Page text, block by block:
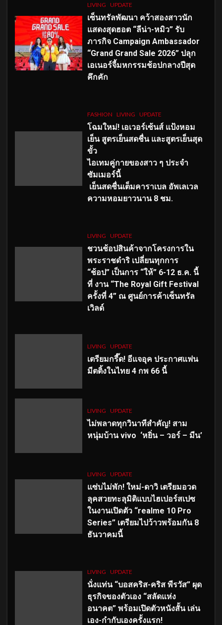
LIVING UPDATE
เซ็นทรัลพัฒนา คว้าสองสาวนัก
แสดงสุดฮอต “ลีน่า-หมิว” รับ
ภารกิจ Campaign Ambassador
“Grand Grand Sale 2026” ปลุก
เอเนอร์จี้มหกรรมช้อปกลางปีสุด
คึกคัก
FASHION LIVING UPDATE
โฉมใหม่! เอเวอร์เซ้นส์ แป้งหอม
เย็น สูตรเย็นสดชื่น และสูตรเย็นสุด
ขั้ว
ไอเทมคู่กายของสาว ๆ ประจำ
ซัมเมอร์นี้
เย็นสดชื่นเต็มคาราเบล อัพเลเวล
ความหอมยาวนาน 8 ชม.
LIVING UPDATE
ชวนช้อปสินค้าจากโครงการใน
พระราชดำริ เปลี่ยนทุกการ
“ช้อป” เป็นการ “ให้” 6-12 ธ.ค. นี้
ที่ งาน “The Royal Gift Festival
ครั้งที่ 4” ณ ศูนย์การค้าเซ็นทรัล
เวิลด์
LIVING UPDATE
เตรียมกรี๊ด! อีแจอุค ประกาศแฟน
มีตติ้งในไทย 4 กพ 66 นี้
LIVING UPDATE
ไม่พลาดทุกวินาทีสำคัญ! สาม
หนุ่มบ้าน vivo ‘หยิ่น – วอร์ – มีน’
LIVING UPDATE
แซ่บไม่พัก! ใหม่-ดาวิ เตรียมอวด
ลุคสวยทะลุมิติแบบไฮเปอร์สเปซ
ในงานเปิดตัว “realme 10 Pro
Series” เตรียมไปว้าวพร้อมกัน 8
ธันวาคมนี้
LIVING UPDATE
นั่งแท่น “บอสคริส-คริส พีรวัส” ผุด
ธุรกิจของตัวเอง “สลัดแห่ง
อนาคต” พร้อมเปิดตัวหนังสั้น เล่น
เอง-กำกับเองครั้งแรก!